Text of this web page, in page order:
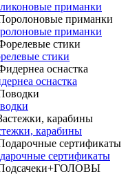
приманки
приманки
стики
оснастка
карабины
сертификаты